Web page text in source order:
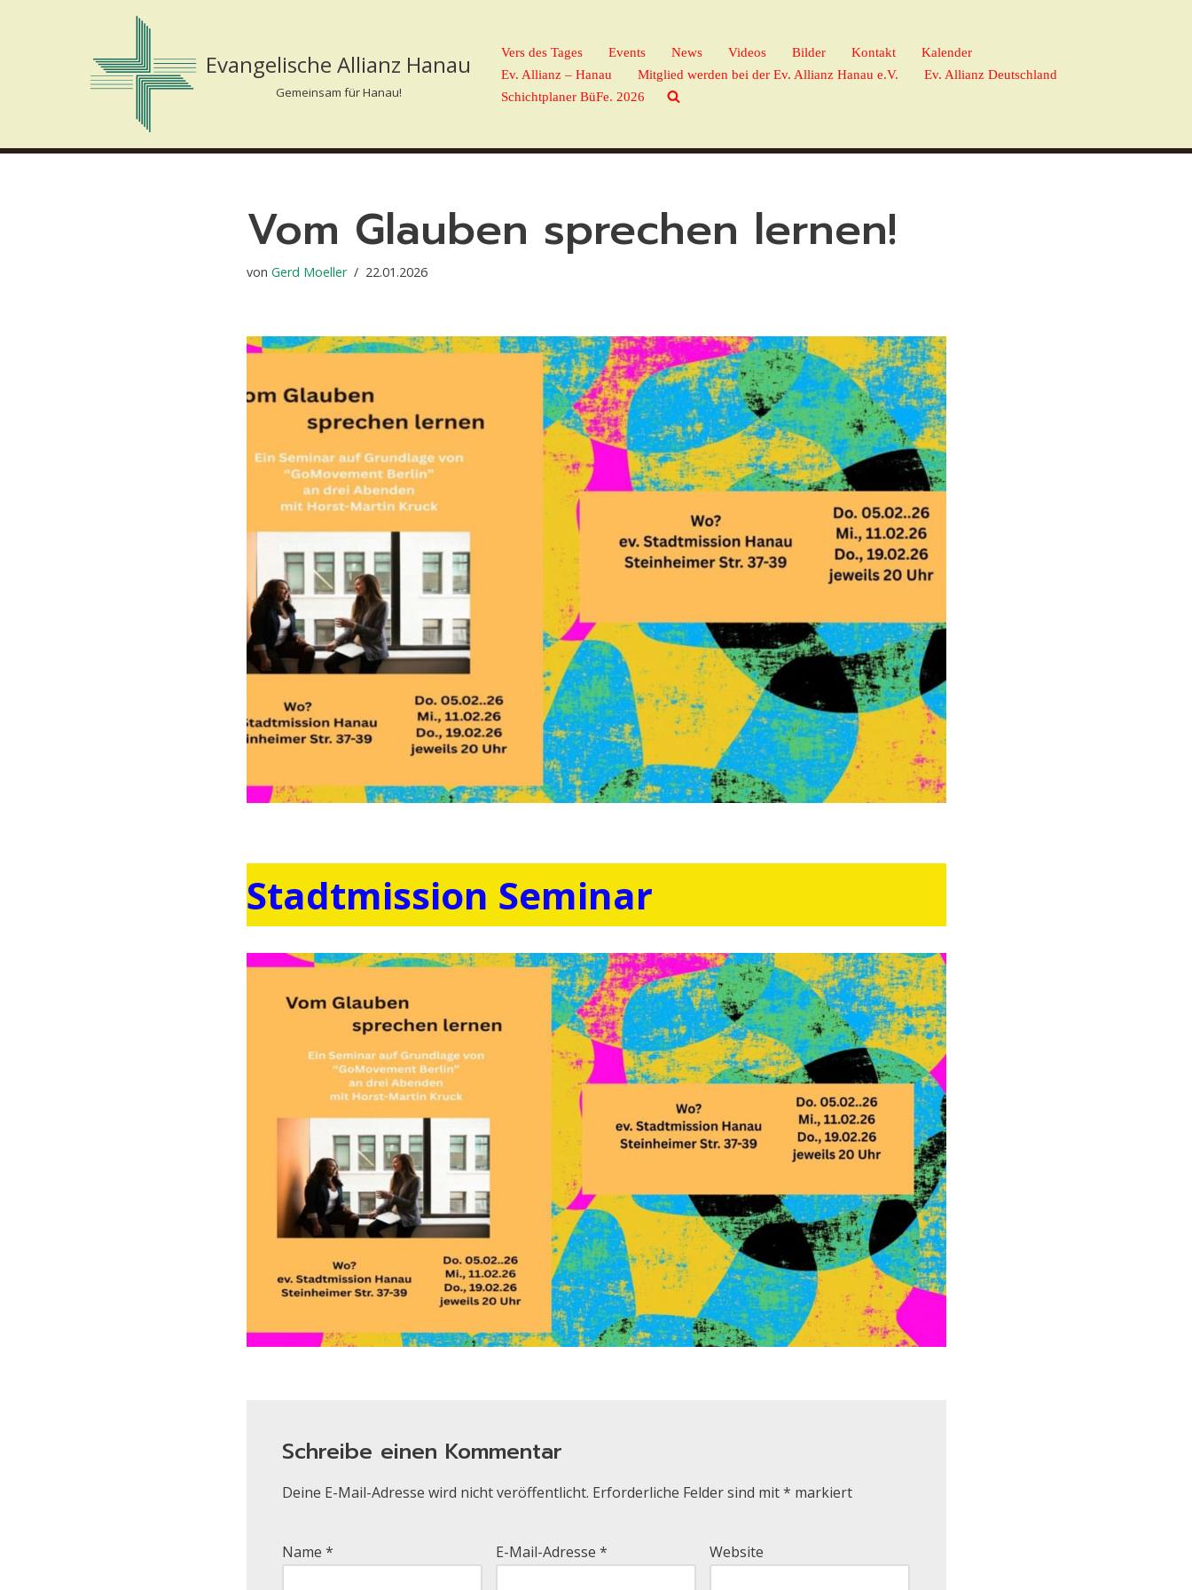
Evangelische Allianz Hanau
Gemeinsam für Hanau!
Vers des Tages Events News Videos Bilder Kontakt
Kalender
Ev. Allianz – Hanau
Mitglied werden bei der Ev. Allianz Hanau e.V.
Ev. Allianz Deutschland
Schichtplaner BüFe. 2026
Vom Glauben sprechen lernen!
von Gerd Moeller 22.01.2026
Stadtmission Seminar
Schreibe einen Kommentar
Deine E-Mail-Adresse wird nicht veröffentlicht. Erforderliche Felder sind mit* markiert
Name * E-Mail-Adresse * Website